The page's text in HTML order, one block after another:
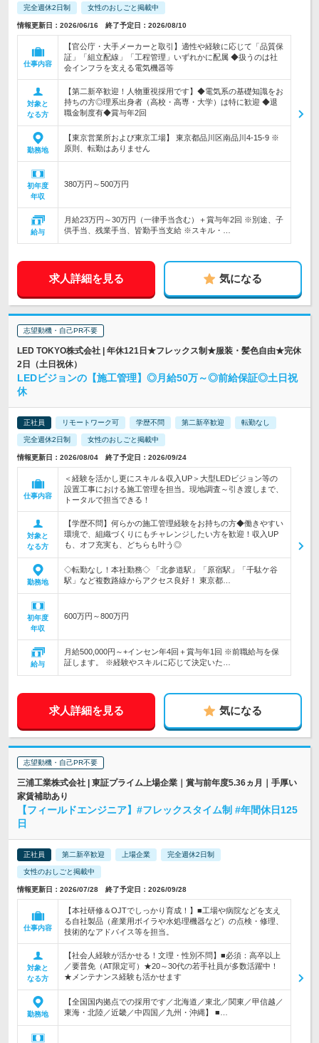
完全週休2日制 女性のおしごと掲載中
情報更新日：2026/06/16 終了予定日：2026/08/10
仕事内容
【官公庁・大手メーカーと取引】適性や経験に応じて「品質保
証」「組立配線」「工程管理」いずれかに配属 ◆扱うのは社
会インフラを支える電気機器等
対象と
なる方
【第二新卒歓迎！人物重視採用です】◆電気系の基礎知識をお
持ちの方◎理系出身者（高校・高専・大学）は特に歓迎 ◆退
職金制度有◆賞与年2回
勤務地
【東京営業所および東京工場】 東京都品川区南品川4-15-9 ※
原則、転勤はありません
初年度
年収
380万円～500万円
給与
月給23万円～30万円（一律手当含む）＋賞与年2回 ※別途、子
供手当、残業手当、皆勤手当支給 ※スキル・…
求人詳細を見る 気になる
志望動機・自己PR不要
LED TOKYO株式会社 | 年休121日★フレックス制★服装・髪色自由★完休
2日（土日祝休）
LEDビジョンの【施工管理】◎月給50万～◎前給保証◎土日祝
休
正社員 リモートワーク可 学歴不問 第二新卒歓迎 転勤なし
完全週休2日制 女性のおしごと掲載中
情報更新日：2026/08/04 終了予定日：2026/09/24
仕事内容
＜経験を活かし更にスキル＆収入UP＞大型LEDビジョン等の
設置工事における施工管理を担当。現地調査～引き渡しまで、
トータルで担当できる！
対象と
なる方
【学歴不問】何らかの施工管理経験をお持ちの方◆働きやすい
環境で、組織づくりにもチャレンジしたい方を歓迎！収入UP
も、オフ充実も、どちらも叶う◎
勤務地
◇転勤なし！本社勤務◇ 「北参道駅」「原宿駅」「千駄ケ谷
駅」など複数路線からアクセス良好！ 東京都…
初年度
年収
600万円～800万円
給与
月給500,000円～+インセン年4回＋賞与年1回 ※前職給与を保
証します。 ※経験やスキルに応じて決定いた…
求人詳細を見る 気になる
志望動機・自己PR不要
三浦工業株式会社 | 東証プライム上場企業｜賞与前年度5.36ヵ月｜手厚い
家賃補助あり
【フィールドエンジニア】#フレックスタイム制 #年間休日125
日
正社員 第二新卒歓迎 上場企業 完全週休2日制
女性のおしごと掲載中
情報更新日：2026/07/28 終了予定日：2026/09/28
仕事内容
【本社研修＆OJTでしっかり育成！】■工場や病院などを支え
る自社製品（産業用ボイラや水処理機器など）の点検・修理、
技術的なアドバイス等を担当。
対象と
なる方
【社会人経験が活かせる！文理・性別不問】■必須：高卒以上
／要普免（AT限定可）★20～30代の若手社員が多数活躍中！
★メンテナンス経験も活かせます
勤務地
【全国国内拠点での採用です／北海道／東北／関東／甲信越／
東海・北陸／近畿／中四国／九州・沖縄】 ■…